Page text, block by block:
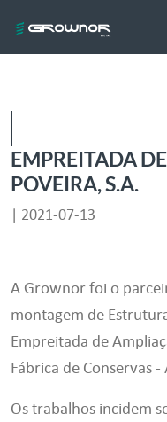
EMPREITADA
POVEIRA, S.A.
| 2021-07-13
A Grownor foi o
montagem de
Empreitada de
Fábrica de Conservas -
Os trabalhos incidem